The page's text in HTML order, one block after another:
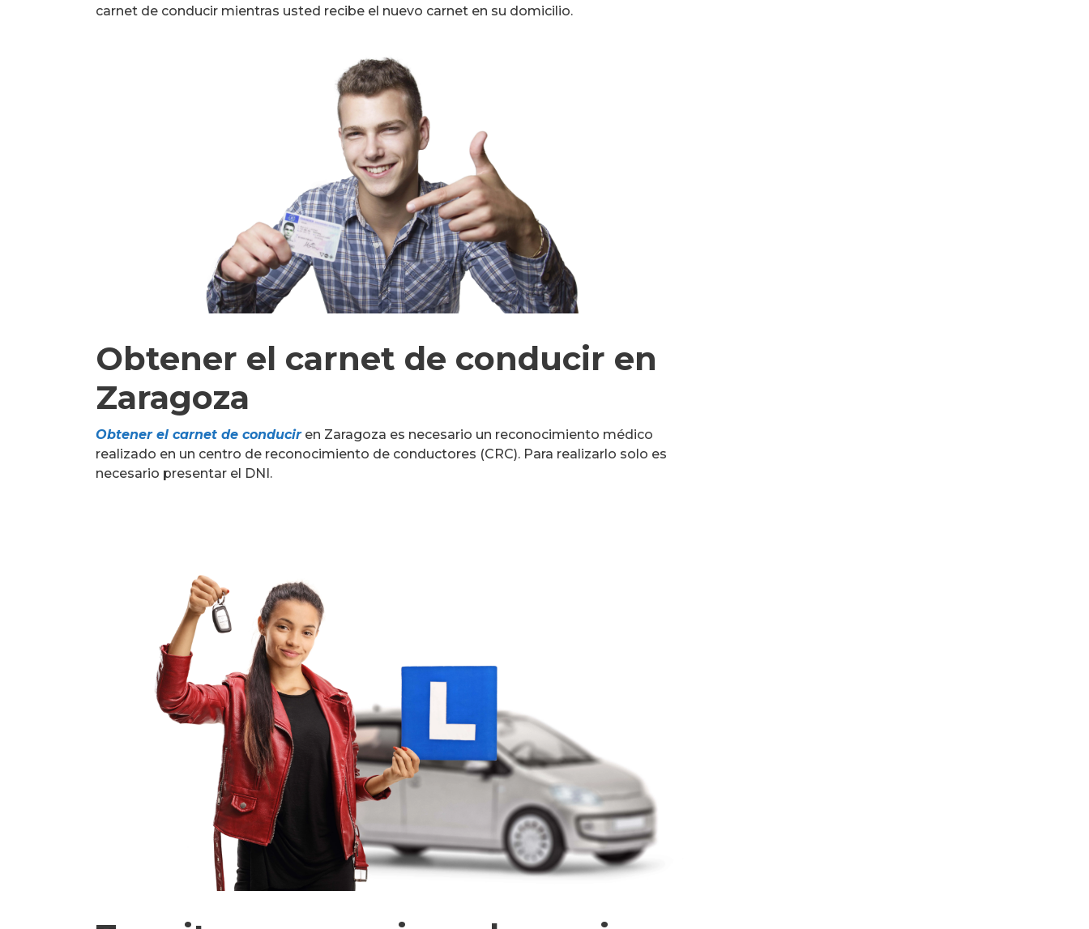
carnet de conducir mientras usted recibe el nuevo carnet en su domicilio.
Obtener el carnet de conducir en
Zaragoza
Obtener el carnet de conduciren Zaragoza es necesario un reconocimiento médico
realizado en un centro de reconocimiento de conductores (CRC). Para realizarlo solo es
necesario presentar el DNI.